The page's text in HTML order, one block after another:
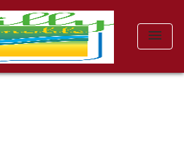
menu